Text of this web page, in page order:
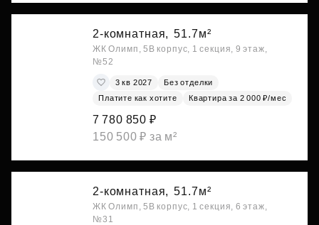
2-комнатная, 51.7м²
ЖК Олимп, 5В корпус, 1 секция, 9 этаж,
№52
3 кв 2027
Без отделки
Платите как хотите
Квартира за 2 000 ₽/мес
7 780 850 ₽
150 500 ₽ за м²
2-комнатная, 51.7м²
ЖК Олимп, 5В корпус, 1 секция, 6 этаж,
№31